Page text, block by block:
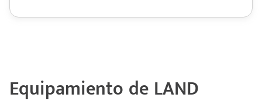
Equipamiento de LAND